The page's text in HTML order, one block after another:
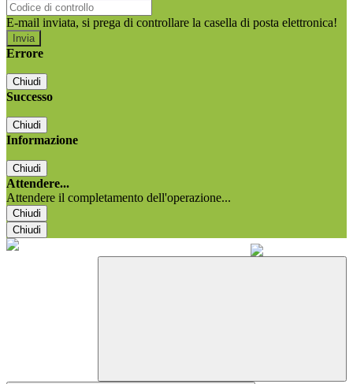
E-mail inviata, si prega di controllare la casella di posta elettronica!
Errore
Chiudi
Successo
Chiudi
Informazione
Chiudi
Attendere...
Attendere il completamento dell'operazione...
Chiudi
Chiudi